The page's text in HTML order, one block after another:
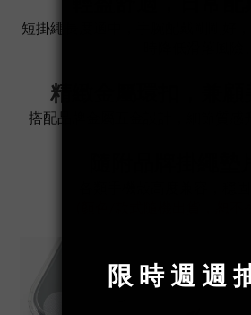
短掛繩長度適中，手腕配戴剛剛好
精緻金屬環扣，兼顧
搭配品牌金屬五金設計，細節質感